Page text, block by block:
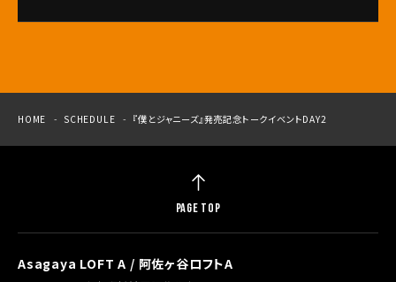
HOME SCHEDULE 『僕とジャニーズ』発売記念トークイベントDAY2
Asagaya LOFT A / 阿佐ヶ谷ロフトA
PAGE TOP